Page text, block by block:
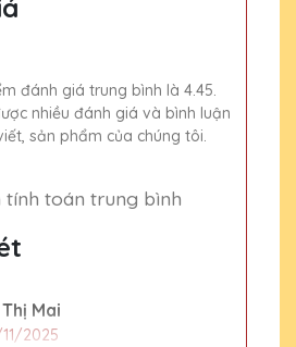
đánh giá trung bình là 4.45.
nhiều đánh giá và bình luận
sản phẩm của chúng tôi.
tính toán trung bình
Mai
2025